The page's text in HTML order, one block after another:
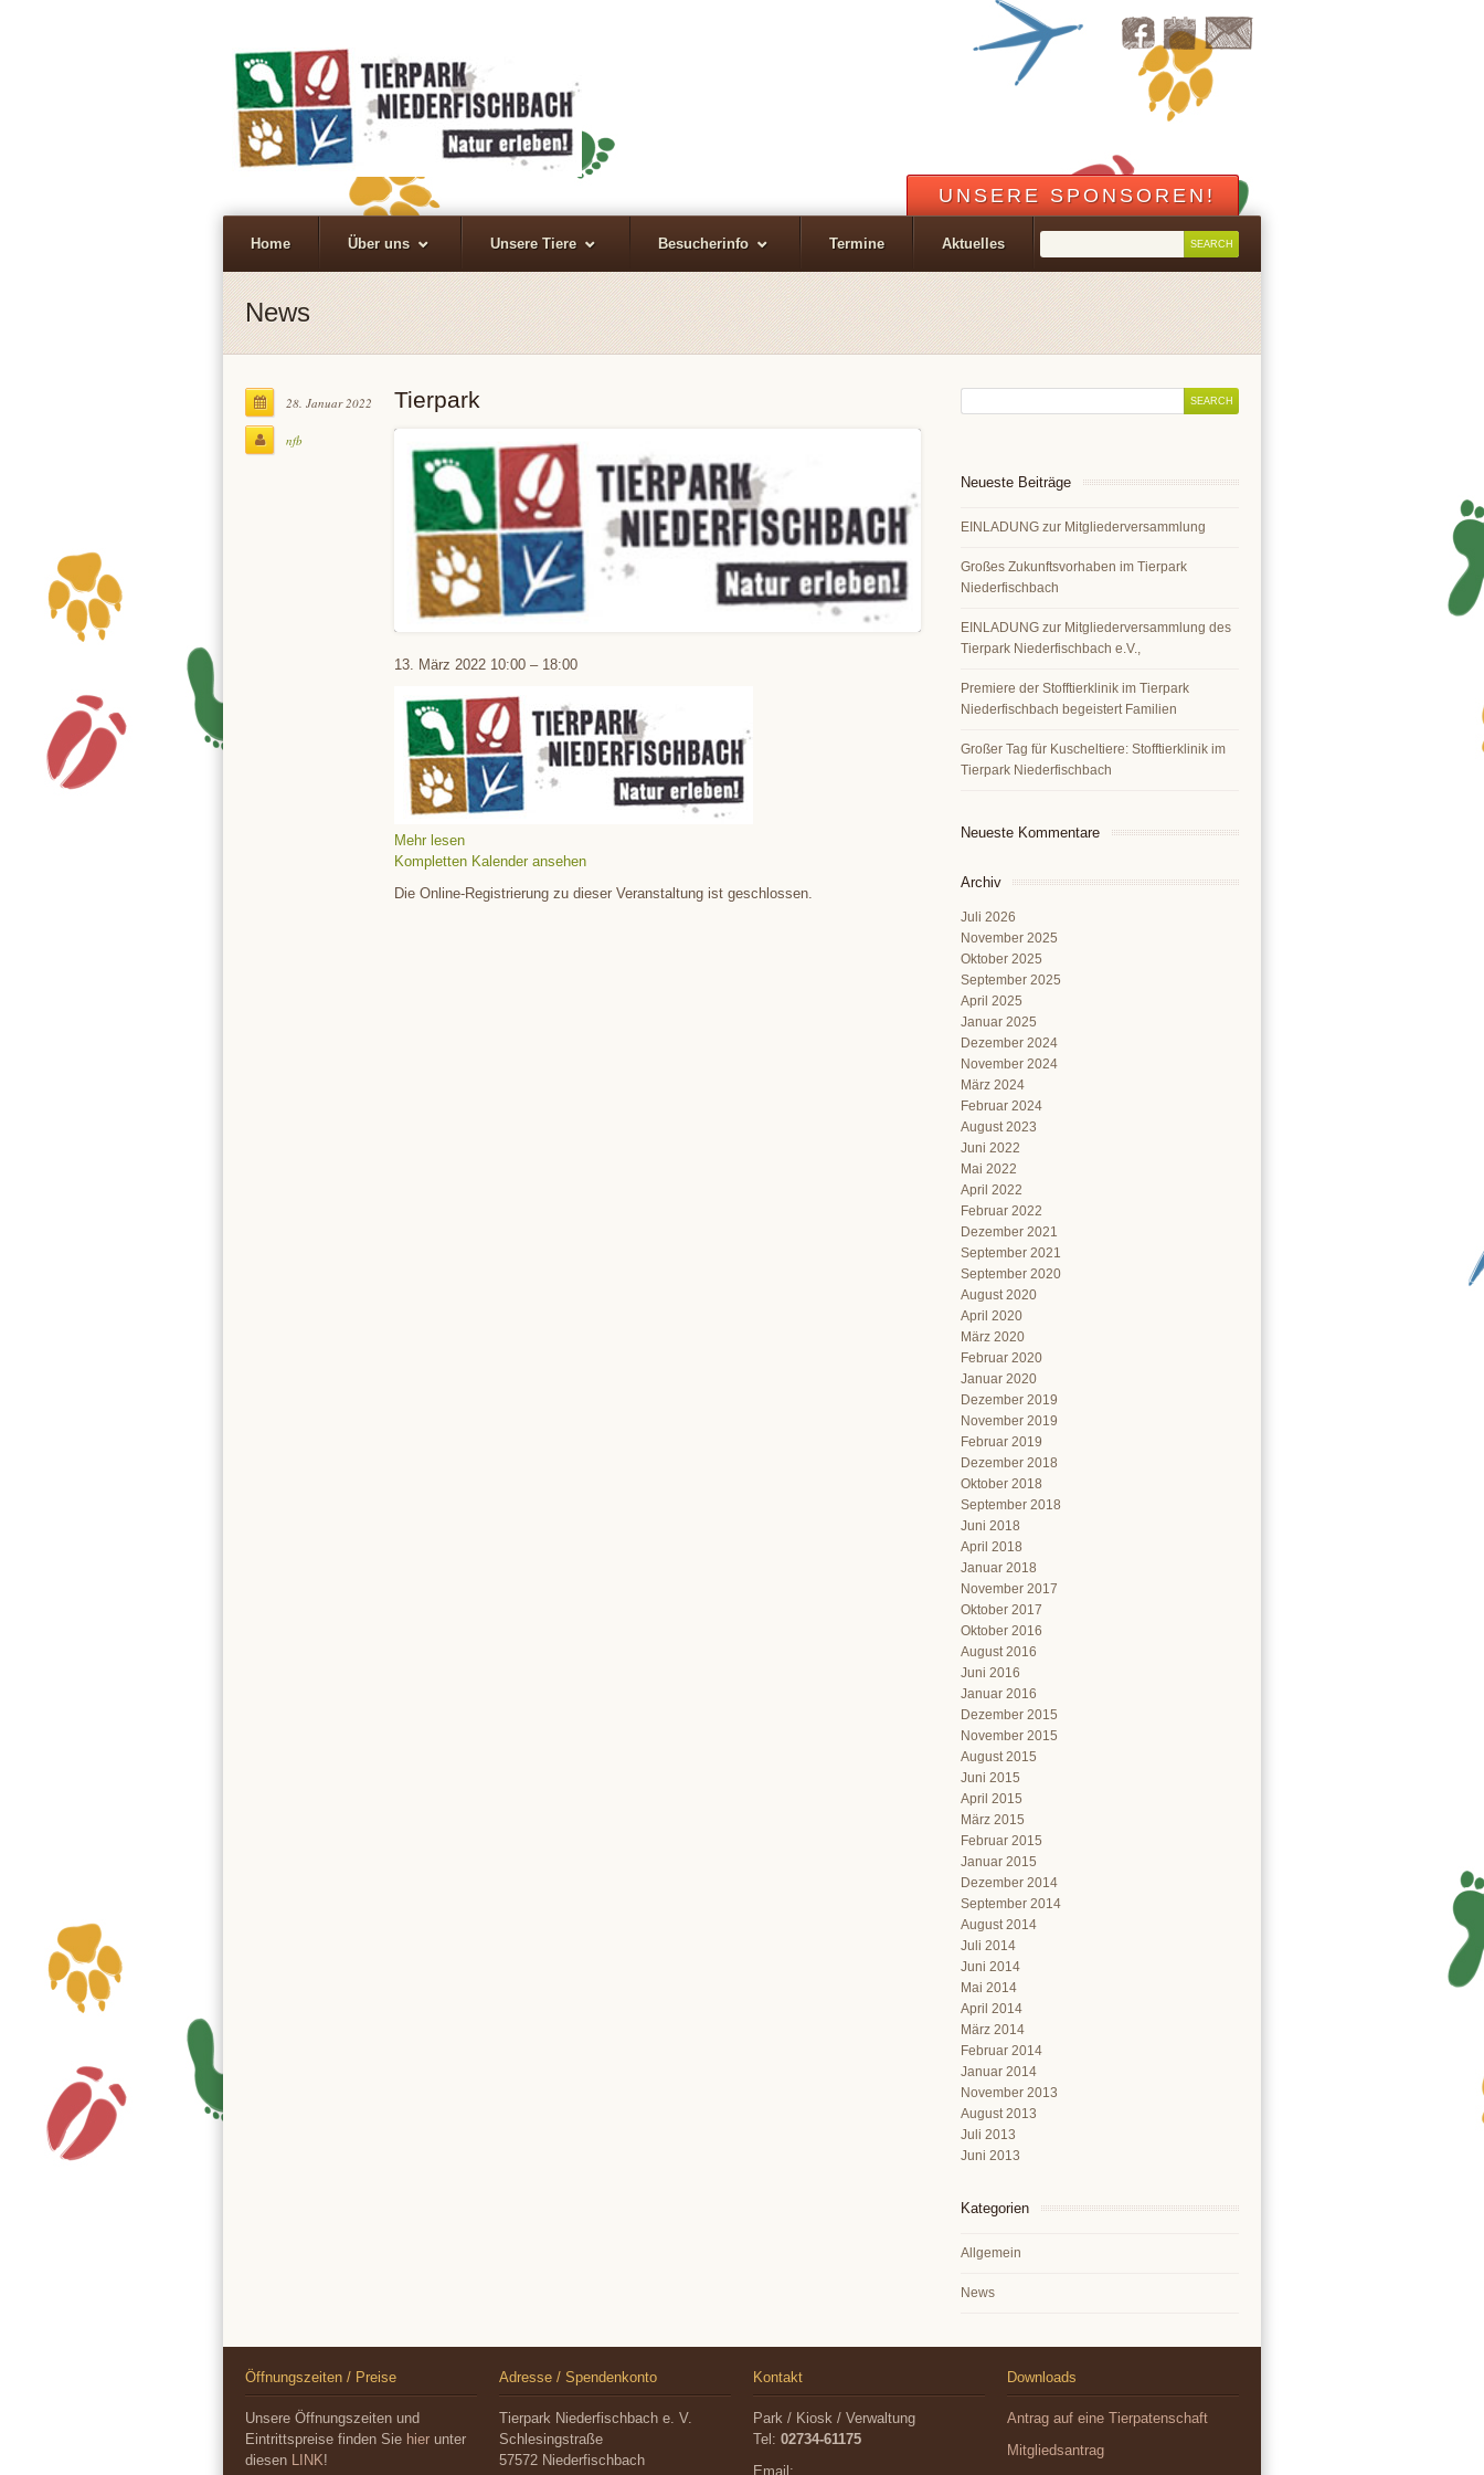
UNSERE SPONSOREN!
Home Über uns Unsere Tiere Besucherinfo Termine Aktuelles
News
28. Januar 2022
nfb
Tierpark
Tierpark
13. März 2022 10:00 – 18:00
Mehr lesen
Kompletten Kalender ansehen
Die Online-Registrierung zu dieser Veranstaltung ist geschlossen.
Neueste Beiträge
EINLADUNG zur Mitgliederversammlung
Großes Zukunftsvorhaben im Tierpark
Niederfischbach
EINLADUNG zur Mitgliederversammlung des
Tierpark Niederfischbach e.V.,
Premiere der Stofftierklinik im Tierpark
Niederfischbach begeistert Familien
Großer Tag für Kuscheltiere: Stofftierklinik im
Tierpark Niederfischbach
Neueste Kommentare
Archiv
Juli 2026
November 2025
Oktober 2025
September 2025
April 2025
Januar 2025
Dezember 2024
November 2024
März 2024
Februar 2024
August 2023
Juni 2022
Mai 2022
April 2022
Februar 2022
Dezember 2021
September 2021
September 2020
August 2020
April 2020
März 2020
Februar 2020
Januar 2020
Dezember 2019
November 2019
Februar 2019
Dezember 2018
Oktober 2018
September 2018
Juni 2018
April 2018
Januar 2018
November 2017
Oktober 2017
Oktober 2016
August 2016
Juni 2016
Januar 2016
Dezember 2015
November 2015
August 2015
Juni 2015
April 2015
März 2015
Februar 2015
Januar 2015
Dezember 2014
September 2014
August 2014
Juli 2014
Juni 2014
Mai 2014
April 2014
März 2014
Februar 2014
Januar 2014
November 2013
August 2013
Juli 2013
Juni 2013
Kategorien
Allgemein
News
Öffnungszeiten / Preise
Unsere Öffnungszeiten und
Eintrittspreise finden Sie hier unter
diesen LINK!
Adresse / Spendenkonto
Tierpark Niederfischbach e. V.
Schlesingstraße
57572 Niederfischbach
Kontakt
Park / Kiosk / Verwaltung
Tel: 02734-61175
Email:
Downloads
Antrag auf eine Tierpatenschaft
Mitgliedsantrag